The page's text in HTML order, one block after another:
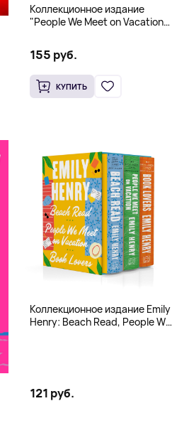
Коллекционное издание
"People We Meet on Vacation"
Hardcover
155 руб.
КУПИТЬ
Коллекционное издание Emily
Henry: Beach Read, People We
121 руб.